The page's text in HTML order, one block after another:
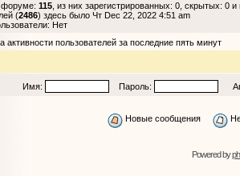
форуме: 115 , из них зарегистрированных: 0, скрытых: 0
(2486) здесь было Чт Dec 22, 2022 4:51 am
Нет
пользователей за последние пять минут
Имя: Пароль:
Новые сообщения
Powered by